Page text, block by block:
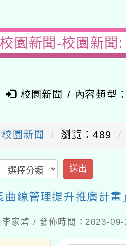
校園新聞-校園新聞
校園新聞 / 內容類型：
校園新聞 瀏覽：489
送出
曲線管理提升推廣計畫
家碧 / 發佈時間：2023-